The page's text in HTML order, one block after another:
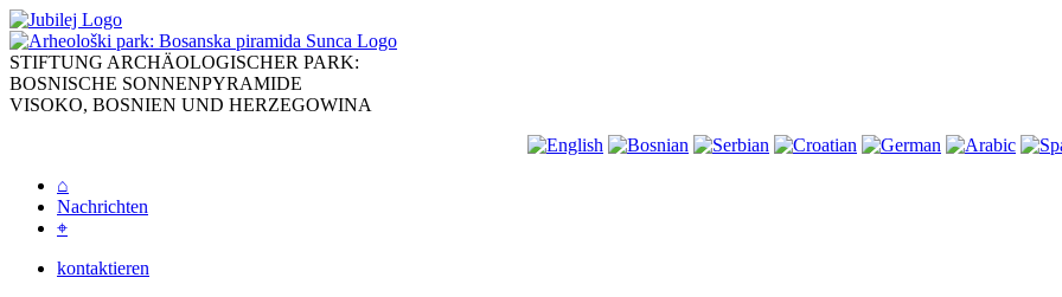
Skip
to
content
STIFTUNG ARCHÄOLOGISCHER PARK:
BOSNISCHE SONNENPYRAMIDE
VISOKO, BOSNIEN UND HERZEGOWINA
⌂
Nachrichten
⌖
kontaktieren